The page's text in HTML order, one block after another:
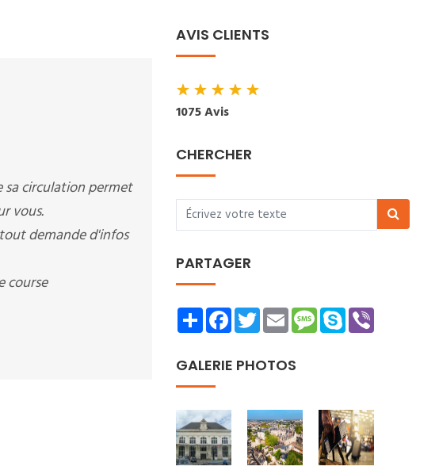
sa circulation permet
vous.
tout demande d'infos
course
AVIS CLIENTS
★★★★★
1075 Avis
CHERCHER
PARTAGER
ShareFacebookTwitterEmailMessage
Skype
GALERIE PHOTOS